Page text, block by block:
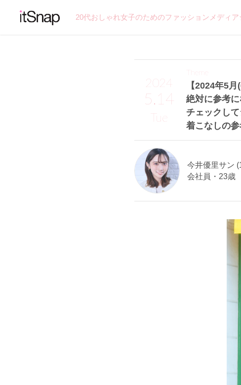
20代おしゃれ女子のためのファッションメディ
2024
5.14
Tue
【2024年5月
絶対に参考
チェックし
着こなしの参
Theme
今井優里サン
会社員・23歳